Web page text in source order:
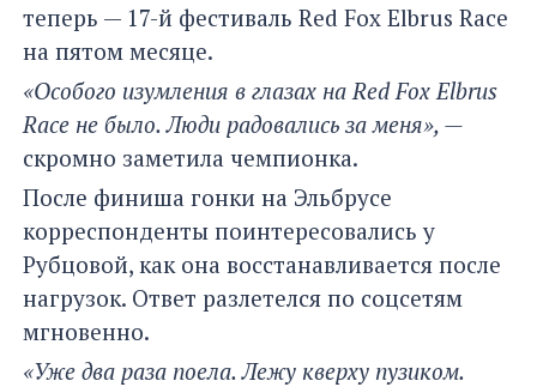
теперь — 17-й фестиваль Red Fox Elbrus Race
на пятом месяце.
«Особого изумления в глазах на Red Fox Elbrus
Race не было. Люди радовались за меня», —
скромно заметила чемпионка.
После финиша гонки на Эльбрусе
корреспонденты поинтересовались у
Рубцовой, как она восстанавливается после
нагрузок. Ответ разлетелся по соцсетям
мгновенно.
«Уже два раза поела. Лежу кверху пузиком.